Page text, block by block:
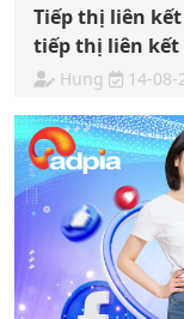
Tiếp thị liên
tiếp thị liên kết
Hung 14-08-